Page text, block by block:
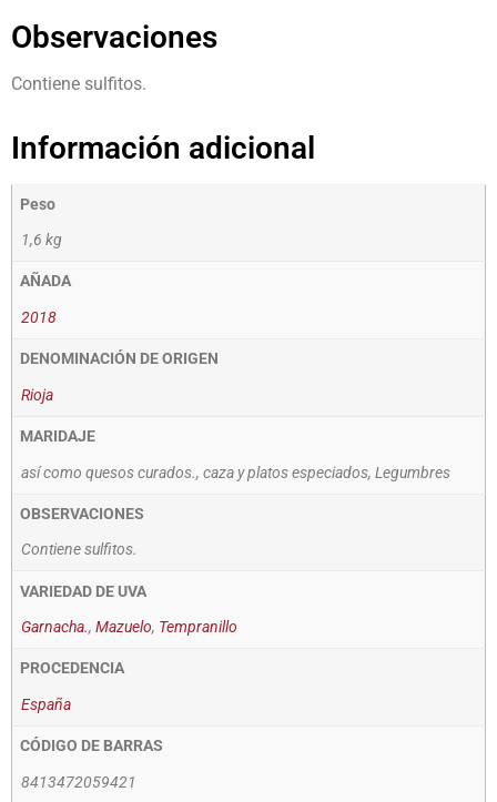
Observaciones
Contiene sulfitos.
Información adicional
Peso
1,6 kg
AÑADA
2018
DENOMINACIÓN DE ORIGEN
Rioja
MARIDAJE
así como quesos curados., caza y platos especiados, Legumbres
OBSERVACIONES
Contiene sulfitos.
VARIEDAD DE UVA
Garnacha., Mazuelo, Tempranillo
PROCEDENCIA
España
CÓDIGO DE BARRAS
8413472059421